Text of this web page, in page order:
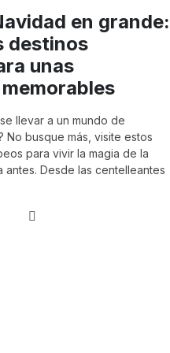
en grande:
destinos
unas
llevar a un mundo de
No busque más, visite estos
para vivir la magia de la
antes. Desde las centelleantes